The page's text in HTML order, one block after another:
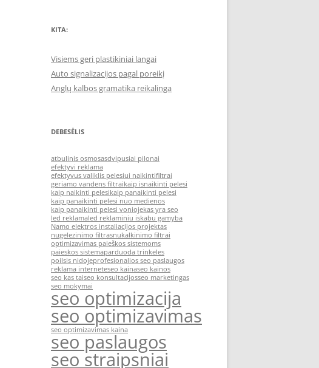
KITA:
Visiems geri plastikiniai langai
Auto signalizacijos pagal poreikį
Anglų kalbos gramatika reikalinga
DEBESĖLIS
atbulinis osmosasdvipusiai pilonai
efektyvi reklama
efektyvus valiklis pelesiui naikintifiltrai
geriamo vandens filtraikaip isnaikinti pelesi
kaip naikinti pelesikaip panaikinti pelesi
kaip panaikinti pelesi nuo medienos
kaip panaikinti pelesi voniojekas yra seo
led reklamaled reklaminiu iskabu gamyba
Namo elektros instaliacijos projektas
nugelezinimo filtrasnukalkinimo filtrai
optimizavimas paieškos sistemoms
paieskos sistemaparduoda trinkeles
poilsis nidojeprofesionalios seo paslaugos
reklama interneteseo kainaseo kainos
seo kas taiseo konsultacijosseo marketingas
seo mokymai
seo optimizacija
seo optimizavimas
seo optimizavimas kaina
seo paslaugos
seo straipsniai